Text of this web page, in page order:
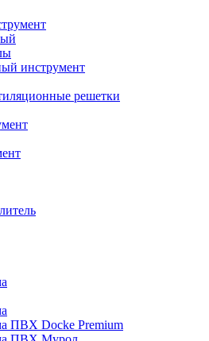
инструмент
решетки
ПВХ Docke Premium